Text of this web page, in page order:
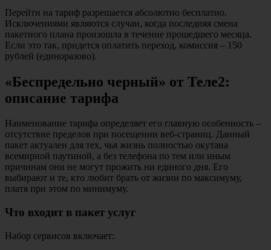
Перейти на тариф разрешается абсолютно бесплатно.
Исключениями являются случаи, когда последняя смена
пакетного плана произошла в течение прошедшего месяца.
Если это так, придется оплатить переход, комиссия – 150
рублей (единоразово).
«Беспредельно черный» от Теле2:
описание тарифа
Наименование тарифа определяет его главную особенность –
отсутствие пределов при посещении веб-страниц. Данный
пакет актуален для тех, чья жизнь полностью окутана
всемирной паутиной, а без телефона по тем или иным
причинам они не могут прожить ни единого дня. Его
выбирают и те, кто любит брать от жизни по максимуму,
платя при этом по минимуму.
Что входит в пакет услуг
Набор сервисов включает: